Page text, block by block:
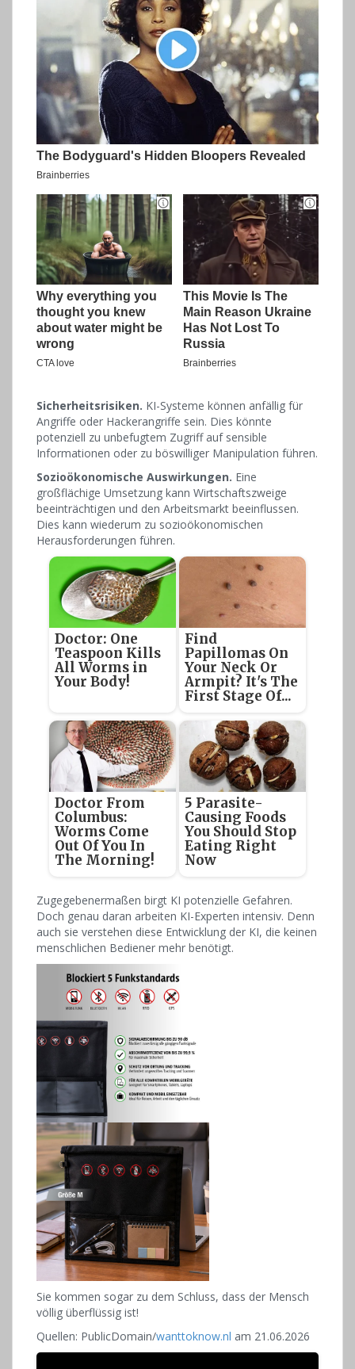
Sicherheitsrisiken. KI-Systeme können anfällig für
Angriffe oder Hackerangriffe sein. Dies könnte
potenziell zu unbefugtem Zugriff auf sensible
Informationen oder zu böswilliger Manipulation führen.
Sozioökonomische Auswirkungen. Eine
großflächige Umsetzung kann Wirtschaftszweige
beeinträchtigen und den Arbeitsmarkt beeinflussen.
Dies kann wiederum zu sozioökonomischen
Herausforderungen führen.
Doctor: One
Teaspoon Kills
All Worms in
Your Body!
Find
Papillomas On
Your Neck Or
Armpit? It's The
First Stage Of...
Doctor From
Columbus:
Worms Come
Out Of You In
The Morning!
5 Parasite-
Causing Foods
You Should Stop
Eating Right
Now
Zugegebenermaßen birgt KI potenzielle Gefahren.
Doch genau daran arbeiten KI-Experten intensiv. Denn
auch sie verstehen diese Entwicklung der KI, die keinen
menschlichen Bediener mehr benötigt.
Sie kommen sogar zu dem Schluss, dass der Mensch
völlig überflüssig ist!
Quellen: PublicDomain/wanttoknow.nl am 21.06.2026